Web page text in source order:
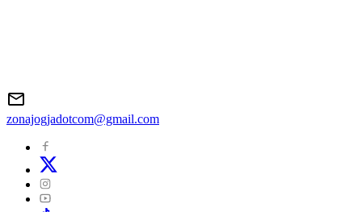
zonajogjadotcom@gmail.com